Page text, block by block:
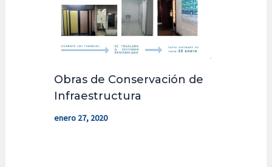
Obras de Conservación de
Infraestructura
enero 27, 2020